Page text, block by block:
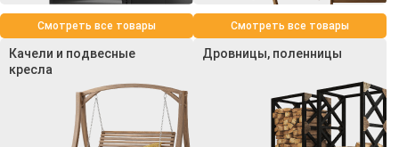
Смотреть все товары Смотреть все товары
Качели и подвесные
кресла
Дровницы, поленницы